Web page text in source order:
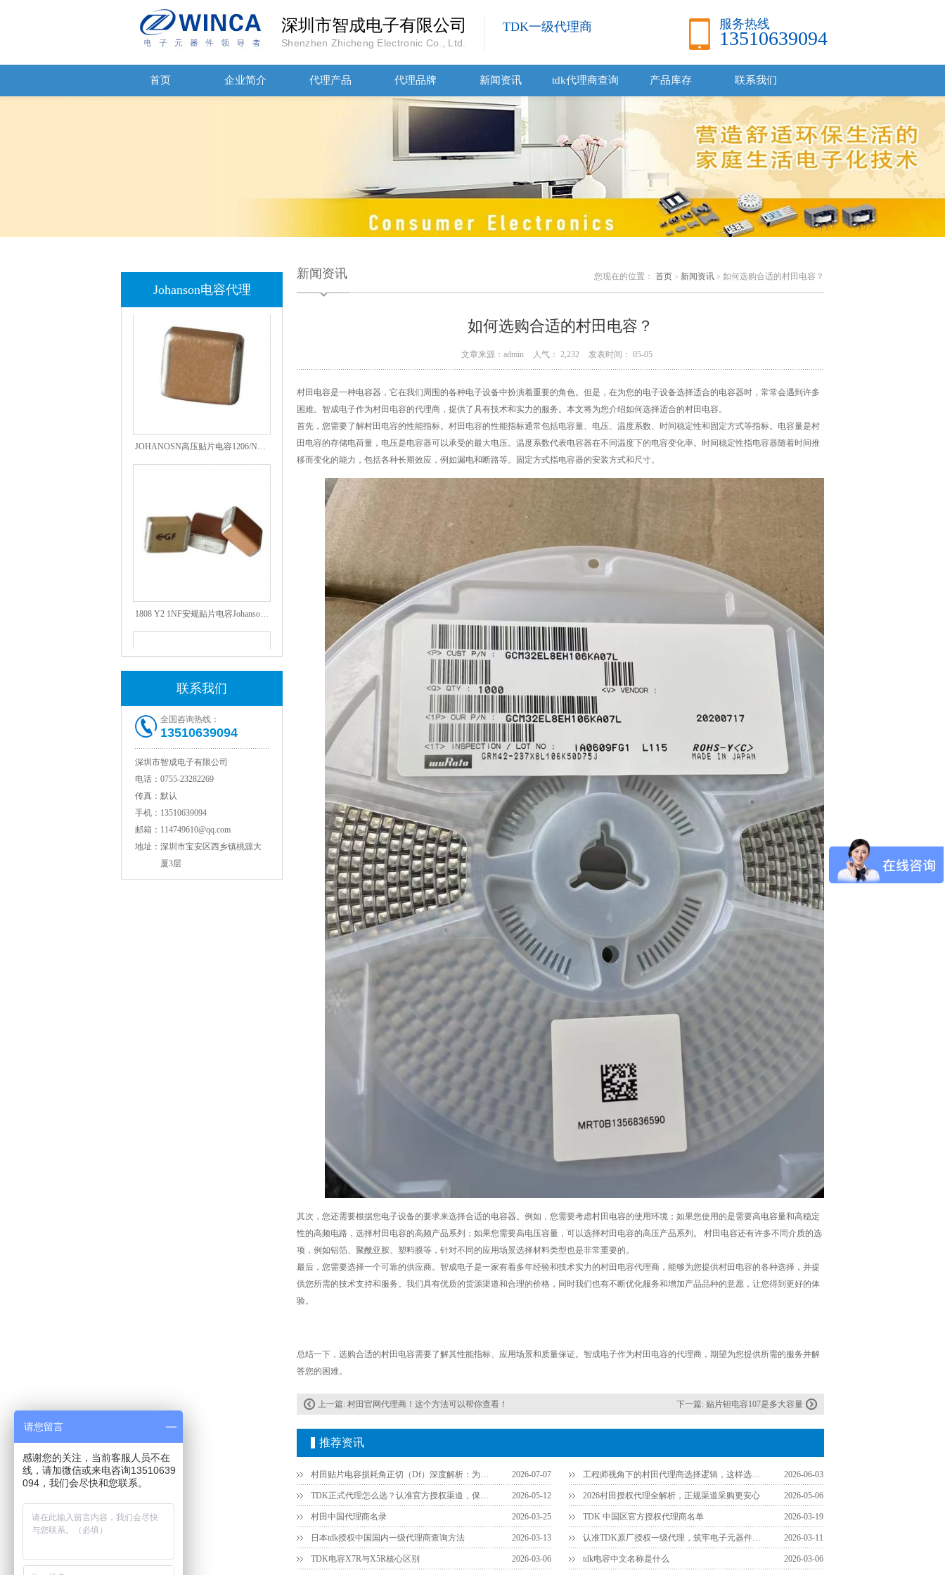
深圳市智成电子有限公司
Shenzhen Zhicheng Electronic Co., Ltd.
TDK一级代理商 服务热线
13510639094
首页 企业简介 代理产品 代理品牌 新闻资讯 tdk代理商查询 产品库存 联系我们
Johanson电容代理
Johanson电容一级代理 正品现货
联系我们
全国咨询热线：
13510639094
深圳市智成电子有限公司
电话： 0755-23282269
传真： 默认
手机： 13510639094
邮箱： 114749610@qq.com
地址： 深圳市宝安区西乡镇桃源大
厦3层
新闻资讯 您现在的位置： 首页 > 新闻资讯 > 如何选购合适的村田电容？
如何选购合适的村田电容？
文章来源：admin 人气： 2,232 发表时间： 05-05
村田电容是一种电容器，它在我们周围的各种电子设备中扮演着重要的角色。但是，在为您的电子设备选择适合的电容器时，常常会遇到许多
困难。智成电子作为村田电容的代理商，提供了具有技术和实力的服务。本文将为您介绍如何选择适合的村田电容。
首先，您需要了解村田电容的性能指标。村田电容的性能指标通常包括电容量、电压、温度系数、时间稳定性和固定方式等指标。电容量是村
田电容的存储电荷量，电压是电容器可以承受的最大电压。温度系数代表电容器在不同温度下的电容变化率。时间稳定性指电容器随着时间推
移而变化的能力，包括各种长期效应，例如漏电和断路等。固定方式指电容器的安装方式和尺寸。
其次，您还需要根据您电子设备的要求来选择合适的电容器。例如，您需要考虑村田电容的使用环境；如果您使用的是需要高电容量和高稳定
性的高频电路，选择村田电容的高频产品系列；如果您需要高电压容量，可以选择村田电容的高压产品系列。 村田电容还有许多不同介质的选
项，例如铝箔、聚酰亚胺、塑料膜等，针对不同的应用场景选择材料类型也是非常重要的。
最后，您需要选择一个可靠的供应商。智成电子是一家有着多年经验和技术实力的村田电容代理商，能够为您提供村田电容的各种选择，并提
供您所需的技术支持和服务。我们具有优质的货源渠道和合理的价格，同时我们也有不断优化服务和增加产品品种的意愿，让您得到更好的体
验。
总结一下，选购合适的村田电容需要了解其性能指标、应用场景和质量保证。智成电子作为村田电容的代理商，期望为您提供所需的服务并解
答您的困难。
上一篇: 村田官网代理商！这个方法可以帮你查看！ 下一篇: 贴片钽电容107是多大容量
推荐资讯
村田贴片电容损耗角正切（Df）深度解析：为什么说它是衡量品质的关键参数？ 2026-07-07 工程师视角下的村田代理商选择逻辑，这样选少走弯路 2026-06-03
TDK正式代理怎么选？认准官方授权渠道，保障供应链安全 2026-05-12 2026村田授权代理全解析，正规渠道采购更安心 2026-05-06
村田中国代理商名录 2026-03-25 TDK 中国区官方授权代理商名单 2026-03-19
日本tdk授权中国国内一级代理商查询方法 2026-03-13 认准TDK原厂授权一级代理，筑牢电子元器件采购品质防线 2026-03-11
TDK电容X7R与X5R核心区别 2026-03-06 tdk电容中文名称是什么 2026-03-06
请您留言
感谢您的关注，当前客服人员不在
线，请加微信或来电咨询13510639
094，我们会尽快和您联系。